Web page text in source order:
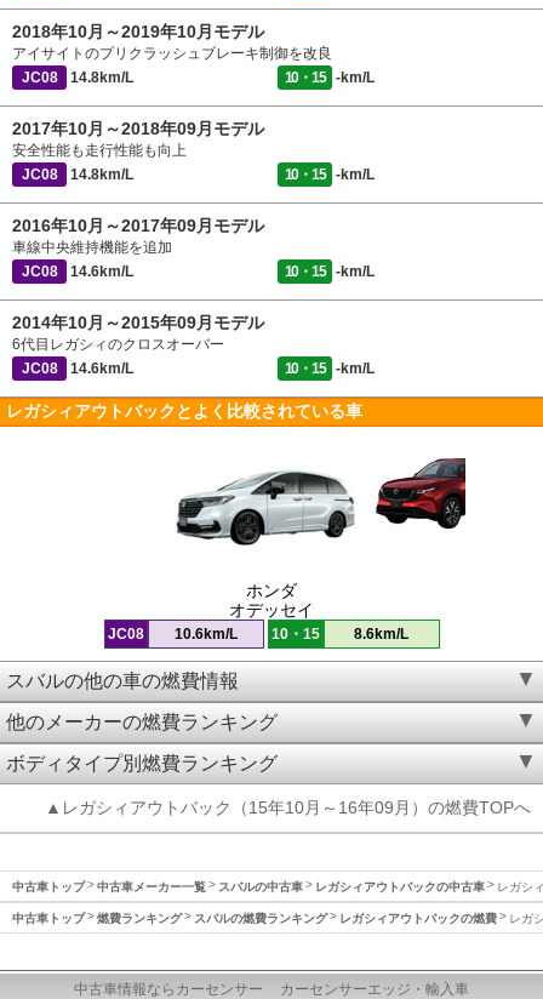
2018年10月～2019年10月モデル
アイサイトのプリクラッシュブレーキ制御を改良
JC08
14.8km/L 10・15 -km/L
2017年10月～2018年09月モデル
安全性能も走行性能も向上
JC08
14.8km/L 10・15 -km/L
2016年10月～2017年09月モデル
車線中央維持機能を追加
JC08
14.6km/L 10・15 -km/L
2014年10月～2015年09月モデル
6代目レガシィのクロスオーバー
JC08
14.6km/L 10・15 -km/L
レガシィアウトバックとよく比較されている車
ホンダ
オデッセイ
JC08 10.6km/L 10・15 8.6km/L
スバルの他の車の燃費情報
他のメーカーの燃費ランキング
ボディタイプ別燃費ランキング
▲レガシィアウトバック（15年10月～16年09月）の燃費TOPへ
中古車トップ 中古車メーカー一覧 スバルの中古車 レガシィアウトバックの中古車 レガシ
中古車トップ 燃費ランキング スバルの燃費ランキング レガシィアウトバックの燃費 レガ
中古車情報ならカーセンサー カーセンサーエッジ・輸入車